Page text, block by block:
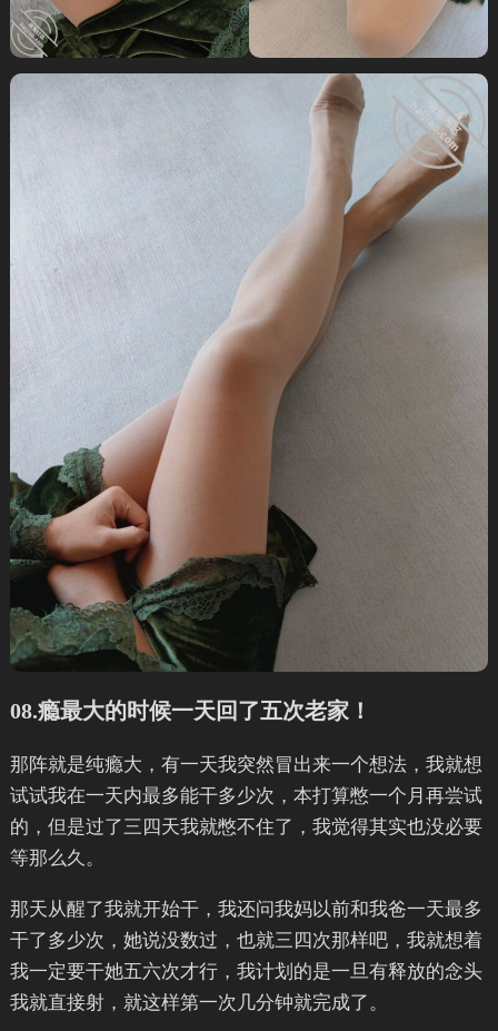
08.瘾最大的时候一天回了五次老家！
那阵就是纯瘾大，有一天我突然冒出来一个想法，我就想
试试我在一天内最多能干多少次，本打算憋一个月再尝试
的，但是过了三四天我就憋不住了，我觉得其实也没必要
等那么久。
那天从醒了我就开始干，我还问我妈以前和我爸一天最多
干了多少次，她说没数过，也就三四次那样吧，我就想着
我一定要干她五六次才行，我计划的是一旦有释放的念头
我就直接射，就这样第一次几分钟就完成了。